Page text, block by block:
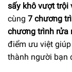
sấy khô vượt trội
cùng 7 chương
chương trình rửa
điểm ưu việt
thành người bạn